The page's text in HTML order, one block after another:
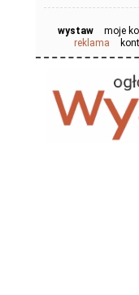
wystaw moje
reklama